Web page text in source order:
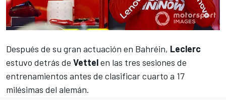
Después de su gran actuación en Bahréin, Leclerc
estuvo detrás de Vettelen las tres sesiones de
entrenamientos antes de clasificar cuarto a 17
milésimas del alemán.